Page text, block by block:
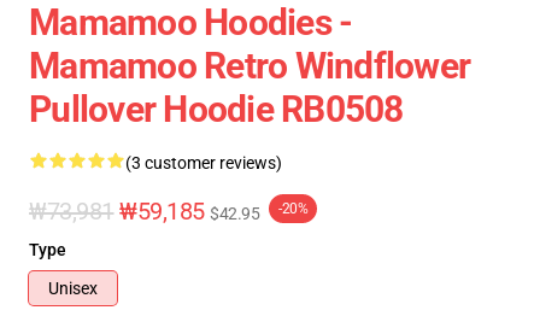
Mamamoo Hoodies -
Mamamoo Retro Windflower
Pullover Hoodie RB0508
(3 customer reviews)
₩73,981 ₩59,185 $42.95 -20%
Type
Unisex